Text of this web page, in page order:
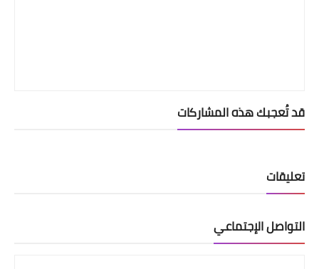
قد تُعجبك هذه المشاركات
تعليقات
التواصل الإجتماعي